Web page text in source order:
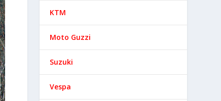
KTM
Moto Guzzi
Suzuki
Vespa